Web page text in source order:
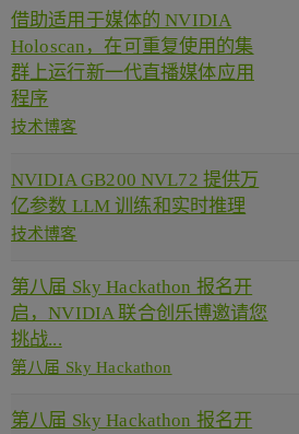
借助适用于媒体的 NVIDIA
Holoscan，在可重复使用的集
群上运行新一代直播媒体应用
程序
技术博客
NVIDIA GB200 NVL72 提供万
亿参数 LLM 训练和实时推理
技术博客
第八届 Sky Hackathon 报名开
启，NVIDIA 联合创乐博邀请您
挑战...
第八届 Sky Hackathon
第八届 Sky Hackathon 报名开